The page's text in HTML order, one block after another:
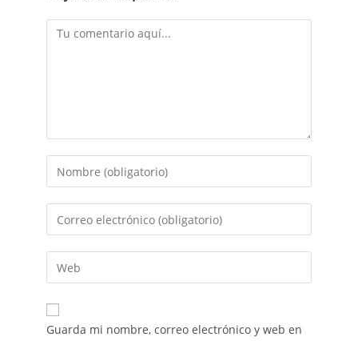
Guarda mi nombre, correo electrónico y web en